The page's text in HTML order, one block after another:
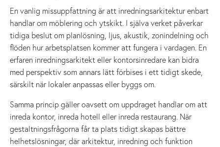
En vanlig missuppfattning är att inredningsarkitektur enbart
handlar om möblering och ytskikt. I själva verket påverkar
tidiga beslut om planlösning, ljus, akustik, zonindelning och
flöden hur arbetsplatsen kommer att fungera i vardagen. En
erfaren inredningsarkitekt eller kontorsinredare kan bidra
med perspektiv som annars lätt förbises i ett tidigt skede,
särskilt när lokaler anpassas eller byggs om.
Samma princip gäller oavsett om uppdraget handlar om att
inreda kontor, inreda hotell eller inreda restaurang. När
gestaltningsfrågorna får ta plats tidigt skapas bättre
helhetslösningar, där arkitektur, inredning och funktion